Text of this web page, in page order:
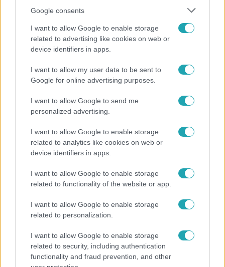
Google consents
I want to allow Google to enable storage
related to advertising like cookies on web or
device identifiers in apps.
I want to allow my user data to be sent to
Google for online advertising purposes.
I want to allow Google to send me
personalized advertising.
I want to allow Google to enable storage
related to analytics like cookies on web or
device identifiers in apps.
I want to allow Google to enable storage
related to functionality of the website or app.
I want to allow Google to enable storage
related to personalization.
I want to allow Google to enable storage
related to security, including authentication
functionality and fraud prevention, and other
Lannert Judit az RTL-nek: Maradnak a
tankerületek és a Klebelsberg Központ, de
átalakítják őket
Életmód
értékét is csökkentheti